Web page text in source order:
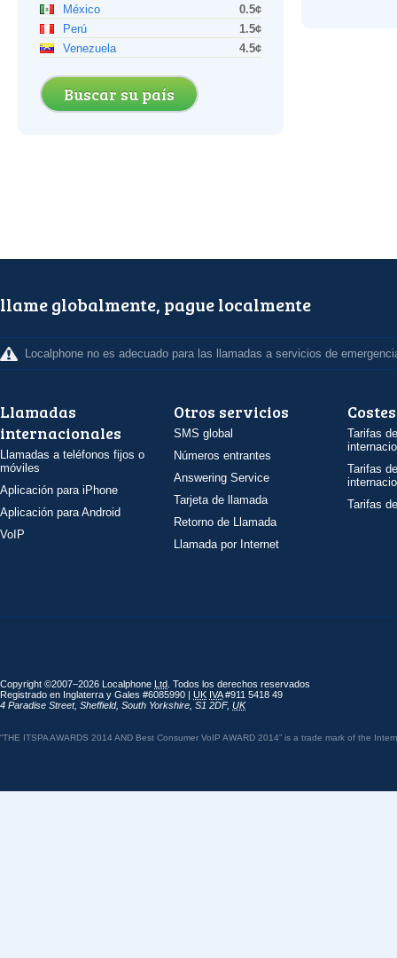
México
0.5¢
Perú
1.5¢
Venezuela
4.5¢
Buscar su país
llame globalmente, pague localmente
Localphone no es adecuado para las llamadas a servicios de
Llamadas
internacionales
Llamadas a teléfonos fijos o
móviles
Aplicación para iPhone
Aplicación para Android
VoIP
Otros servicios
SMS global
Números entrantes
Answering Service
Tarjeta de llamada
Retorno de Llamada
Llamada por Internet
Costes
Tarifas
Tarifas
Tarifas
Copyright ©2007–2026 Localphone Ltd . Todos los derechos reservados
Registrado en Inglaterra y Gales #6085990 | UK IVA#911 5418 49
4 Paradise Street, Sheffield, South Yorkshire S1 2DF, UK
“THE ITSPA AWARDS 2014 AND Best Consumer VoIP AWARD 2014” is a trade mark of the